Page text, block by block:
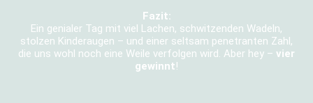
Fazit:
Ein genialer Tag mit viel Lachen, schwitzenden Wadeln,
stolzen Kinderaugen – und einer seltsam penetranten Zahl,
die uns wohl noch eine Weile verfolgen wird. Aber hey – vier
gewinnt!